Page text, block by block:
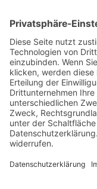
Kontakt
Meldungen
Schlagworte
Impressum
AGB
Datenschutz